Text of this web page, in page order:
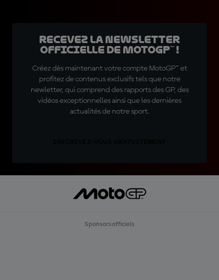
Recevez la Newsletter
officielle de MotoGP™ !
Créez dès maintenant votre compte MotoGP™ et
profitez de contenus exclusifs tels que notre
newletter, qui comprend des rapports des GP, des
vidéos exceptionnelles ainsi que les dernières
actualités de notre sport.
Sponsors officiels